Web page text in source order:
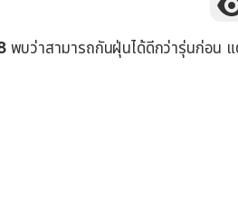
พบว่าสามารถกันฝุ่นได้ดีกว่ารุ่นก่อน แ